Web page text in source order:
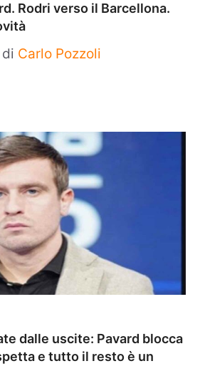
Rodri verso il Barcellona.
di Carlo Pozzoli
dalle uscite: Pavard blocca
e tutto il resto è un